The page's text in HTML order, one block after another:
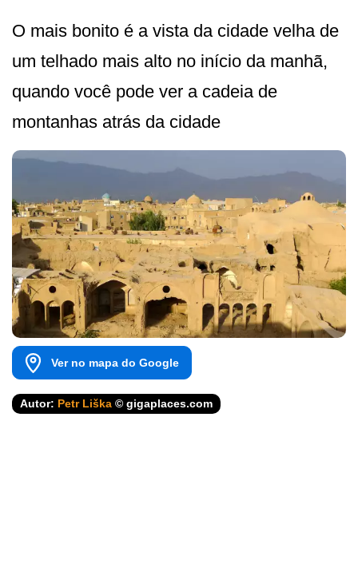
O mais bonito é a vista da cidade velha de
um telhado mais alto no início da manhã,
quando você pode ver a cadeia de
montanhas atrás da cidade
Ver no mapa do Google
Autor: Petr Liška © gigaplaces.com